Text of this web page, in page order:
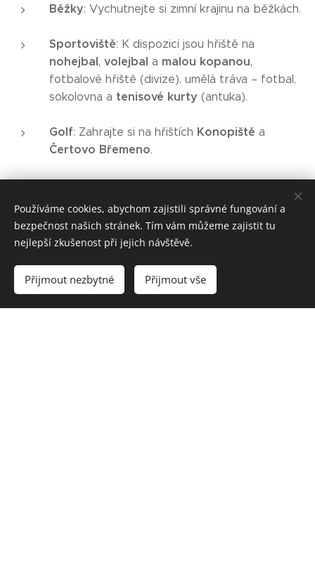
Běžky: Vychutnejte si zimní krajinu na běžkách.
Sportoviště: K dispozici jsou hřiště na
nohejbal, volejbal a malou kopanou,
fotbalové hřiště (divize), umělá tráva – fotbal,
sokolovna a tenisové kurty (antuka).
Golf: Zahrajte si na hřištích Konopiště a
Čertovo Břemeno.
Historické centrum Tábora
historie je nedaleko i krásné historické centrum
města Tábor.
Těšíme se na vaši návštěvu!
Používáme cookies, abychom zajistili správné fungování a
bezpečnost našich stránek. Tím vám můžeme zajistit tu
nejlepší zkušenost při jejich návštěvě.
Přijmout nezbytné Přijmout vše